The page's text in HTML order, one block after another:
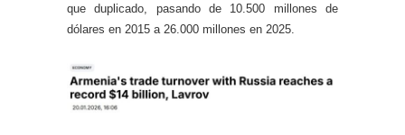
que duplicado, pasando de 10.500 millones de
dólares en 2015 a 26.000 millones en 2025.